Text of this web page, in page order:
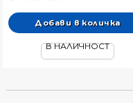
В НАЛИЧНОСТ